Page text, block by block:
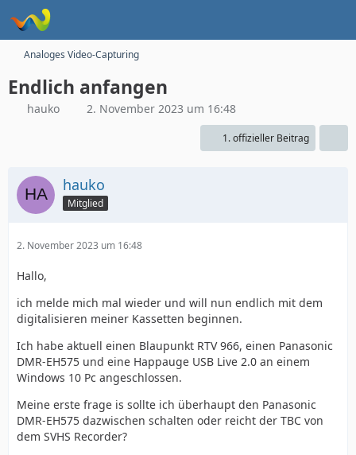
Analoges Video-Capturing
Endlich anfangen
hauko 2. November 2023 um 16:48
1. offizieller Beitrag
hauko
Mitglied
2. November 2023 um 16:48
Hallo,
ich melde mich mal wieder und will nun endlich mit dem
digitalisieren meiner Kassetten beginnen.
Ich habe aktuell einen Blaupunkt RTV 966, einen Panasonic
DMR-EH575 und eine Happauge USB Live 2.0 an einem
Windows 10 Pc angeschlossen.
Meine erste frage is sollte ich überhaupt den Panasonic
DMR-EH575 dazwischen schalten oder reicht der TBC von
dem SVHS Recorder?